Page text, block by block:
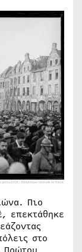
Πιο
επεκτάθηκε
στο